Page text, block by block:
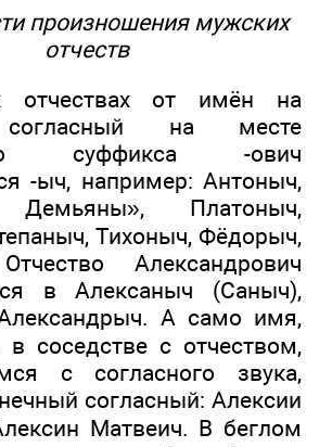
произношения мужских
отчеств
отчествах от имён на
на месте
суффикса -ович
-ыч, например: Антоныч,
Демьяны», Платоныч,
Тихоныч, Фёдорыч,
Александрович
в Алексаныч (Саныч),
А само имя,
в соседстве с отчеством,
с согласного звука,
согласный: Алексии
Матвеич. В беглом